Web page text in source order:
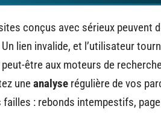
conçus avec sérieux peuvent
lien invalide, et l’utilisateur
être aux moteurs de
uneanalyse régulière de vos
failles : rebonds intempestifs,